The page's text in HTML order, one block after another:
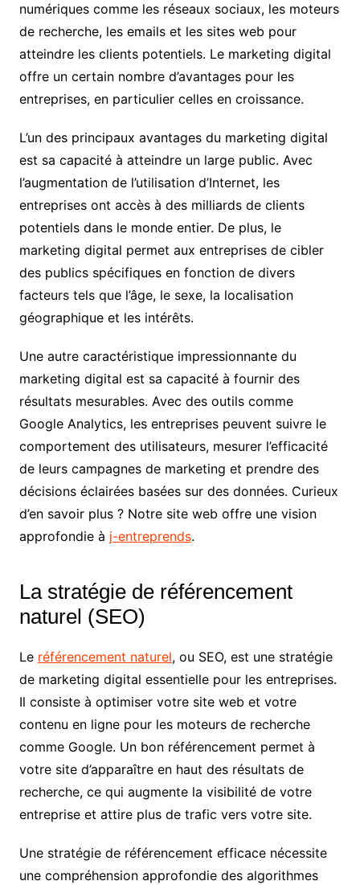
numériques comme les réseaux sociaux, les moteurs
de recherche, les emails et les sites web pour
atteindre les clients potentiels. Le marketing digital
offre un certain nombre d’avantages pour les
entreprises, en particulier celles en croissance.
L’un des principaux avantages du marketing digital
est sa capacité à atteindre un large public. Avec
l’augmentation de l’utilisation d’Internet, les
entreprises ont accès à des milliards de clients
potentiels dans le monde entier. De plus, le
marketing digital permet aux entreprises de cibler
des publics spécifiques en fonction de divers
facteurs tels que l’âge, le sexe, la localisation
géographique et les intérêts.
Une autre caractéristique impressionnante du
marketing digital est sa capacité à fournir des
résultats mesurables. Avec des outils comme
Google Analytics, les entreprises peuvent suivre le
comportement des utilisateurs, mesurer l’efficacité
de leurs campagnes de marketing et prendre des
décisions éclairées basées sur des données. Curieux
d’en savoir plus ? Notre site web offre une vision
approfondie à j-entreprends.
La stratégie de référencement
naturel (SEO)
Le référencement naturel, ou SEO, est une stratégie
de marketing digital essentielle pour les entreprises.
Il consiste à optimiser votre site web et votre
contenu en ligne pour les moteurs de recherche
comme Google. Un bon référencement permet à
votre site d’apparaître en haut des résultats de
recherche, ce qui augmente la visibilité de votre
entreprise et attire plus de trafic vers votre site.
Une stratégie de référencement efficace nécessite
une compréhension approfondie des algorithmes